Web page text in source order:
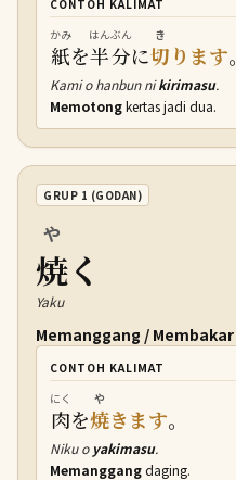
CONTOH KALIMAT
紙
かみ
を半分
はんぶん
に切
き
ります。
Kami o hanbun nikirimasu.
Memotongkertas jadi dua.
GRUP 1 (GODAN)
焼
や
く
Yaku
Memanggang / Membakar
CONTOH KALIMAT
肉
にく
を焼
や
きます。
Niku o yakimasu.
Memanggangdaging.